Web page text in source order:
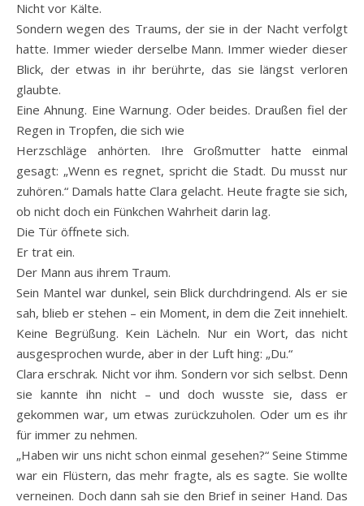
Nicht vor Kälte.
Sondern wegen des Traums, der sie in der Nacht verfolgt
hatte. Immer wieder derselbe Mann. Immer wieder dieser
Blick, der etwas in ihr berührte, das sie längst verloren
glaubte.
Eine Ahnung. Eine Warnung. Oder beides. Draußen fiel der
Regen in Tropfen, die sich wie
Herzschläge anhörten. Ihre Großmutter hatte einmal
gesagt: „Wenn es regnet, spricht die Stadt. Du musst nur
zuhören.“ Damals hatte Clara gelacht. Heute fragte sie sich,
ob nicht doch ein Fünkchen Wahrheit darin lag.
Die Tür öffnete sich.
Er trat ein.
Der Mann aus ihrem Traum.
Sein Mantel war dunkel, sein Blick durchdringend. Als er sie
sah, blieb er stehen – ein Moment, in dem die Zeit innehielt.
Keine Begrüßung. Kein Lächeln. Nur ein Wort, das nicht
ausgesprochen wurde, aber in der Luft hing: „Du.“
Clara erschrak. Nicht vor ihm. Sondern vor sich selbst. Denn
sie kannte ihn nicht – und doch wusste sie, dass er
gekommen war, um etwas zurückzuholen. Oder um es ihr
für immer zu nehmen.
„Haben wir uns nicht schon einmal gesehen?“ Seine Stimme
war ein Flüstern, das mehr fragte, als es sagte. Sie wollte
verneinen. Doch dann sah sie den Brief in seiner Hand. Das